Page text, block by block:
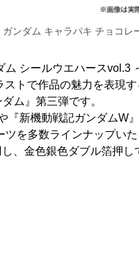
ガンダム キャラパキ チョコレ
シールウエハースvol.3
トで作品の魅力を表現
ム』第三弾です。
『新機動戦記ガンダムW
を多数ラインナップい
、金色銀色ダブル箔押し